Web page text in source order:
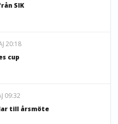
SIK
20:18
cup
09:32
till årsmöte